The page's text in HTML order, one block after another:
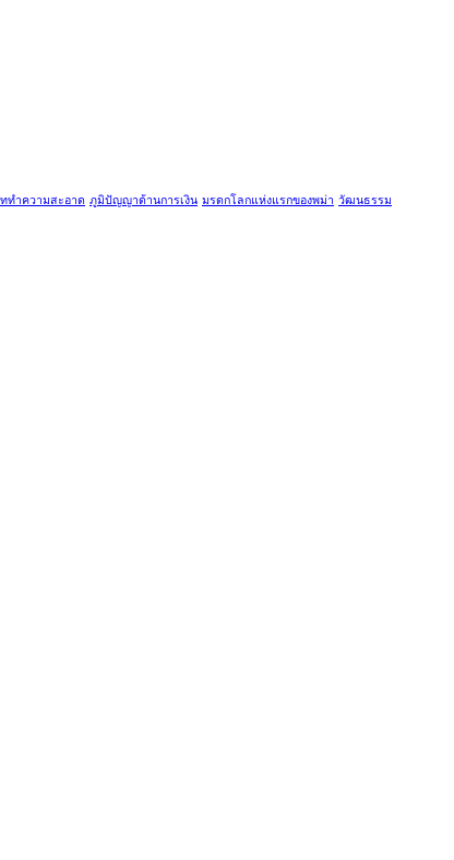
ทำความสะอาด ภูมิปัญญาด้านการเงิน มรดกโลกแห่งแรกของพม่า วัฒนธรรม